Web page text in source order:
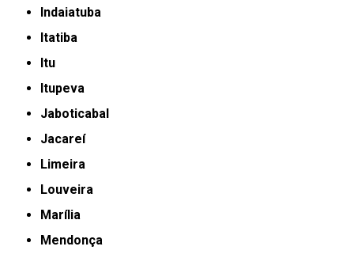
Indaiatuba
Itatiba
Itu
Itupeva
Jaboticabal
Jacareí
Limeira
Louveira
Marília
Mendonça